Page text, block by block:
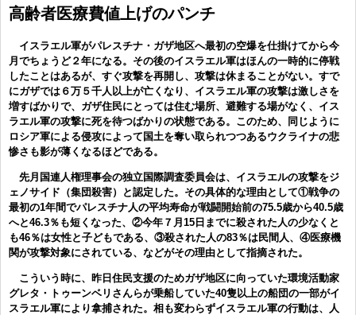
高齢者医療費値上げのパンチ
イスラエル軍がパレスチナ・ガザ地区へ最初の空爆を仕掛けてから今
月でちょうど２年になる。その後のイスラエル軍はほんの一時的に停戦
したことはあるが、すぐ攻撃を再開し、攻撃は休まることがない。すで
にガザでは６万５千人以上が亡くなり、イスラエル軍の攻撃は激しさを
増すばかりで、ガザ住民にとっては住む場所、避難する場がなく、イス
ラエル軍の攻撃に死を待つばかりの状態である。このため、同じように
ロシア軍による侵攻によって国土を奪い取られつつあるウクライナの悲
惨さも影が薄くなるほどである。
先月国連人権理事会の独立国際調査委員会は、イスラエルの攻撃をジ
ェノサイド（集団殺害）と認定した。その具体的な理由として①戦争の
最初の1年間でパレスチナ人の平均寿命が戦闘開始前の75.5歳から40.5歳
へと46.3％も短くなった、②今年７月15日までに殺された人の少なくと
も46％は女性と子どもである、③殺された人の83％は民間人、④医療機
関が攻撃対象にされている、などがその理由として指摘された。
こういう時に、昨日住民支援のためガザ地区に向っていた環境活動家
グレタ・トゥーンベリさんらが乗船していた40隻以上の船団の一部がイ
スラエル軍により拿捕された。相も変わらずイスラエル軍の行動は、人